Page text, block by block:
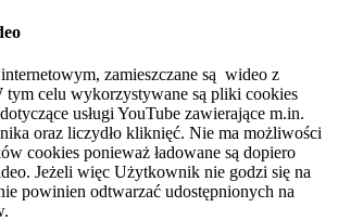
zamieszczane są wideo z
tym celu wykorzystywane są pliki cookies
usługi YouTube zawierające m.in.
oraz liczydło kliknięć. Nie ma możliwości
cookies ponieważ ładowane są dopiero
Jeżeli więc Użytkownik nie godzi się na
powinien odtwarzać udostępnionych na